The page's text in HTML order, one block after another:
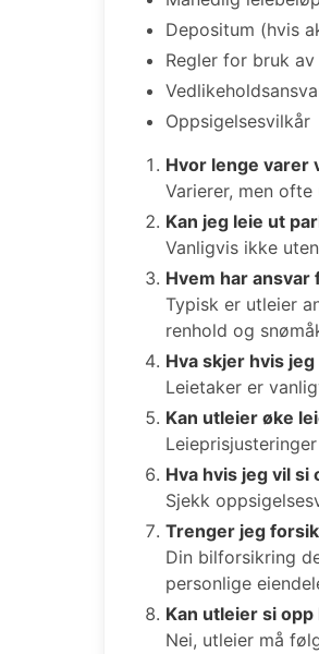
Depositum (hvis
Regler for bruk
Oppsigelsesvilkår
Hvor lenge varer
Varierer, men
Kan jeg leie ut
Vanligvis ikke
Hvem har
Typisk er utleier
renhold og
Hva skjer hvis
Leietaker er
Kan utleier øke
Hva hvis jeg vil
Sjekk
Trenger jeg
Din bilforsikring
personlige
Kan utleier si
Nei, utleier må